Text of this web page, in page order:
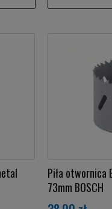
Piła otwornica
73mm BOSCH